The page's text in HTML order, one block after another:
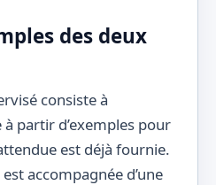
des deux
consiste à
partir d’exemples pour
est déjà fournie.
accompagnée d’une